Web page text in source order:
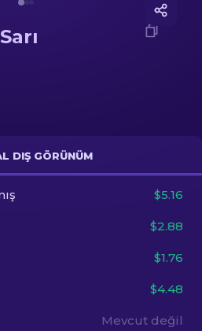
DIŞ GÖRÜNÜM
$5.16
$2.88
$1.76
$4.48
Mevcut değil